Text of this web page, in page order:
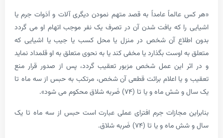
عامداً به قصد متهم نمودن دیگری آلات و اَدَو‌ات جرم یا
که یافت شدن آن در تصرف یک نفر موجب اتهام او می گردد
آن شخص در منزل یا محل کسب یا جیب یا اشیایی که
بگذارد یا مخفی کند یا به نحوی متعلق به او قلمداد نماید
این عمل شخص مزبور تعقیب گردد، پس از صدو‌ر قرار منع
اعلام برائت قطعی آن شخص، مرتکب به حبس از سه ماه تا
تا (۷۴) ضَربه شلاق محکوم می شود».
مجازات جرم افترای عملی عبارت است حبس از سه ماه تا یک
یا تا (۷۴) ضَربه شلاق.